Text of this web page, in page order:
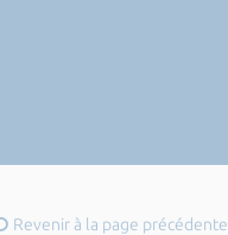
Revenir à la page précédente